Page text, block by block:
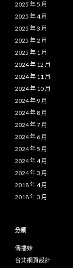
2025 年 5 月
2025 年 4 月
2025 年 3 月
2025 年 2 月
2025 年 1 月
2024 年 12 月
2024 年 11 月
2024 年 10 月
2024 年 9 月
2024 年 8 月
2024 年 7 月
2024 年 6 月
2024 年 5 月
2024 年 4 月
2024 年 3 月
2018 年 4 月
2018 年 3 月
分類
傳播妹
台北網頁設計